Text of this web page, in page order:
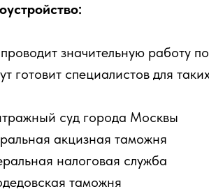
значительную работу
готовит специалистов для
суд города Москвы
акцизная таможня
налоговая служба
таможня